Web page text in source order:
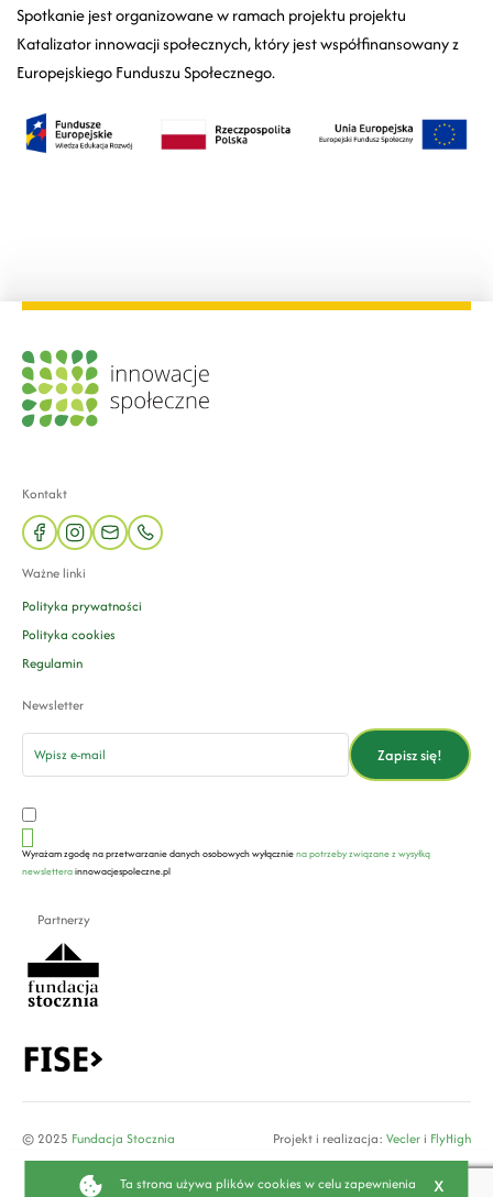
Spotkanie jest organizowane w ramach projektu projektu
Katalizator innowacji społecznych, który jest współfinansowany z
Europejskiego Funduszu Społecznego.
Kontakt
facebookinstagram
mail phone
Ważne linki
Polityka prywatności
Polityka cookies
Regulamin
Newsletter
email
Zapisz się!
Wyrażam zgodę na przetwarzanie danych osobowych wyłączniena potrzeby związane z wysyłką
newsletterainnowacjespoleczne.pl
Partnerzy
© 2025 Fundacja Stocznia Projekt i realizacja: Vecler i FlyHigh
Ta strona używa plików cookies w celu zapewnienia x